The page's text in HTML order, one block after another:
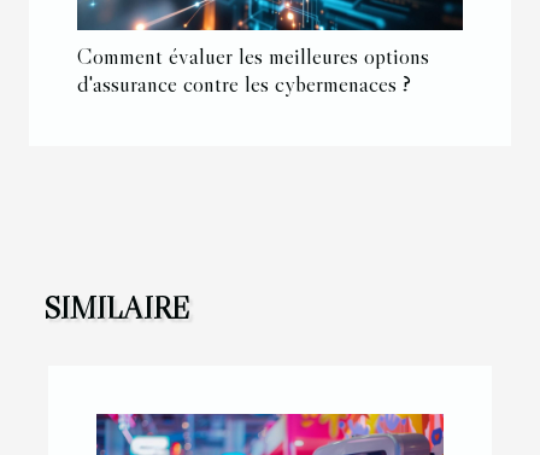
Comment évaluer les meilleures options
d'assurance contre les cybermenaces ?
SIMILAIRE